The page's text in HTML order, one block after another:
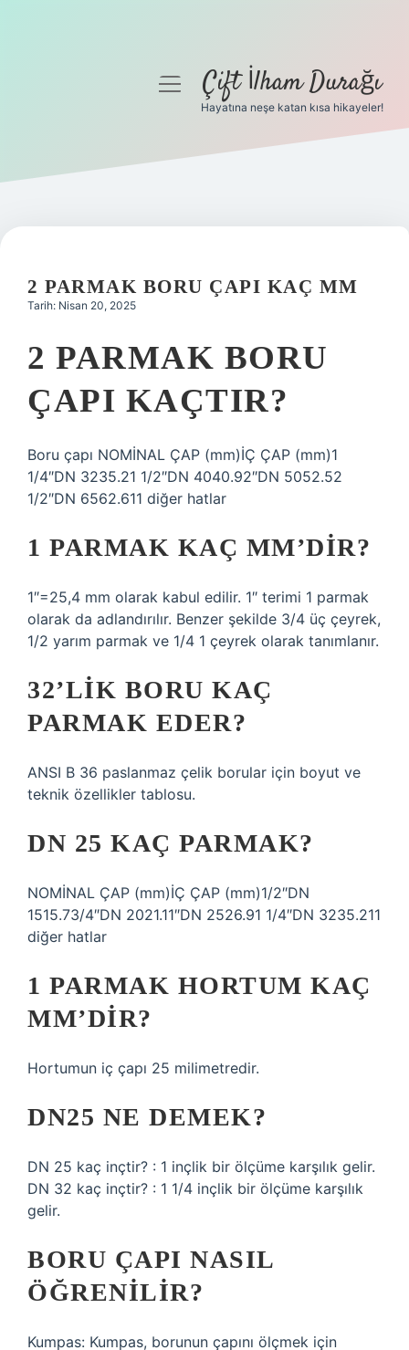
Gizlilik Politikası
Yasal Uyarı
menüyüÇift İlham Durağı
Hayatına neşe katan kısa hikayeler!
2 PARMAK BORU ÇAPI KAÇ MM
Tarih: Nisan 20, 2025
2 PARMAK BORU
ÇAPI KAÇTIR?
Boru çapı NOMİNAL ÇAP (mm)İÇ ÇAP (mm)1
1/4″DN 3235.21 1/2″DN 4040.92″DN 5052.52
1/2″DN 6562.611 diğer hatlar
1 PARMAK KAÇ MM’DIR?
1″=25,4 mm olarak kabul edilir. 1″ terimi 1 parmak
olarak da adlandırılır. Benzer şekilde 3/4 üç çeyrek,
1/2 yarım parmak ve 1/4 1 çeyrek olarak tanımlanır.
32’LIK BORU KAÇ
PARMAK EDER?
ANSI B 36 paslanmaz çelik borular için boyut ve
teknik özellikler tablosu.
DN 25 KAÇ PARMAK?
NOMİNAL ÇAP (mm)İÇ ÇAP (mm)1/2″DN
1515.73/4″DN 2021.11″DN 2526.91 1/4″DN 3235.211
diğer hatlar
1 PARMAK HORTUM KAÇ
MM’DIR?
Hortumun iç çapı 25 milimetredir.
DN25 NE DEMEK?
DN 25 kaç inçtir? : 1 inçlik bir ölçüme karşılık gelir.
DN 32 kaç inçtir? : 1 1/4 inçlik bir ölçüme karşılık
gelir.
BORU ÇAPI NASIL
ÖĞRENILIR?
Kumpas: Kumpas, borunun çapını ölçmek için